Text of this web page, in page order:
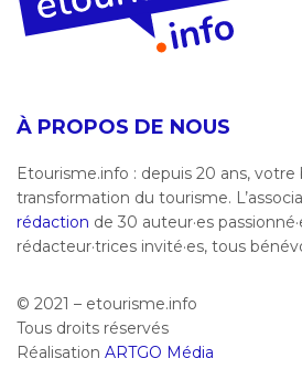
À PROPOS DE NOUS
Etourisme.info : depuis 20 ans, votre
transformation du tourisme.
rédaction de 30 auteur·es
rédacteur·trices invité·es, tous
© 2021 – etourisme.info
Tous droits réservés
Réalisation ARTGO Média